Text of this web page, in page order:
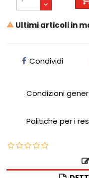
 Ultimi articoli in
Condividi
Condizioni
Politiche per i